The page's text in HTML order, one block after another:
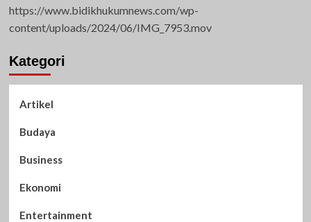
https://www.bidikhukumnews.com/wp-
content/uploads/2024/06/IMG_7953.mov
Kategori
Artikel
Budaya
Business
Ekonomi
Entertainment